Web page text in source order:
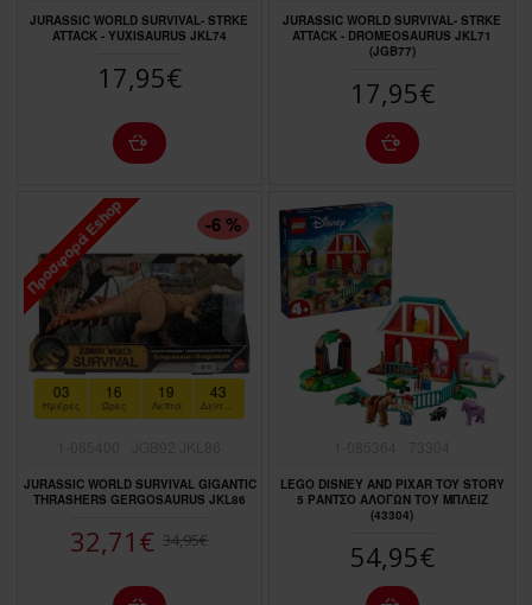
JURASSIC WORLD SURVIVAL- STRKE
ATTACK - YUXISAURUS JKL74
17,95€
JURASSIC WORLD SURVIVAL- STRKE
ATTACK - DROMEOSAURUS JKL71
(JGB77)
17,95€
ΠΤΏΣΗ ΤΙΜΉΣ
Προσφορά Eshop -6 %
03
Ημέρες
16
Ώρες
19
Λεπτά
41
JURASSIC WORLD SURVIVAL GIGANTIC
THRASHERS GERGOSAURUS JKL86
32,71€ 34,95€
LEGO DISNEY AND PIXAR TOY STORY
5 ΡΑΝΤΣΟ ΑΛΟΓΩΝ ΤΟΥ ΜΠΛΕΙΖ
(43304)
54,95€